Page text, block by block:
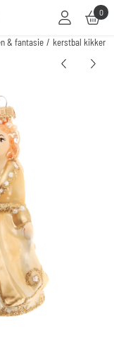
of sta alle cookies toe.0
& fantasie / kerstbal kikker